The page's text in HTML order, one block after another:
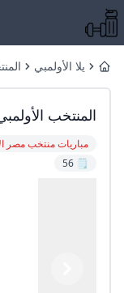
Homeيلا الأولمبي
المنتخب
مباريات منتخب مصر
🗒️ 56